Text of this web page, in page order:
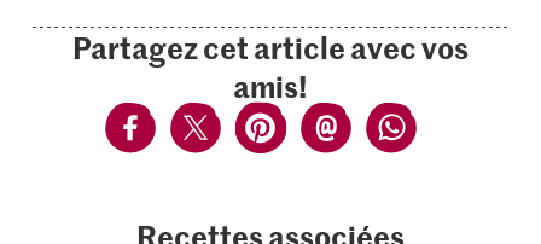
Partagez cet article avec vos
amis!